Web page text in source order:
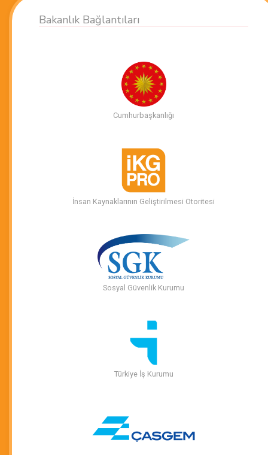
Bakanlık Bağlantıları
Cumhurbaşkanlığı
İnsan Kaynaklarının Geliştirilmesi Otoritesi
Sosyal Güvenlik Kurumu
Türkiye İş Kurumu